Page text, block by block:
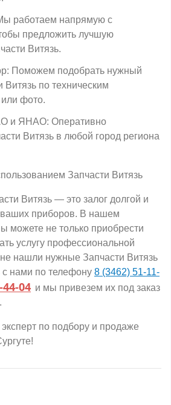
работаем напрямую с
предложить лучшую
Витязь.
Поможем подобрать нужный
Витязь по техническим
или фото.
и ЯНАО: Оперативно
Витязь в любой город региона
Запчасти Витязь
Витязь — это залог долгой и
приборов. В нашем
можете не только приобрести
услугу профессиональной
нашли нужные Запчасти Витязь
с нами по телефону 8 (3462) 51-11-
44-04 и мы привезем их под заказ
по подбору и продаже